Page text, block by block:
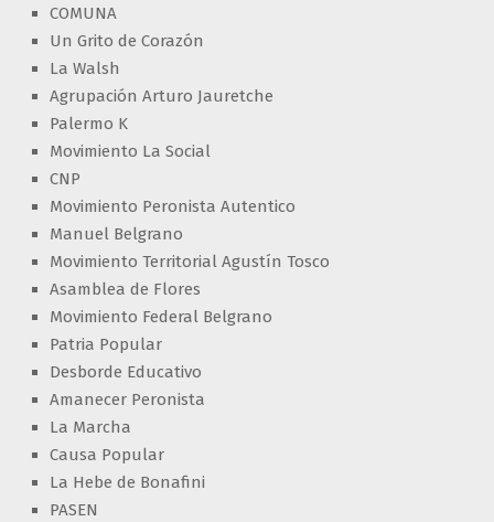
COMUNA
Un Grito de Corazón
La Walsh
Agrupación Arturo Jauretche
Palermo K
Movimiento La Social
CNP
Movimiento Peronista Autentico
Manuel Belgrano
Movimiento Territorial Agustín Tosco
Asamblea de Flores
Movimiento Federal Belgrano
Patria Popular
Desborde Educativo
Amanecer Peronista
La Marcha
Causa Popular
La Hebe de Bonafini
PASEN